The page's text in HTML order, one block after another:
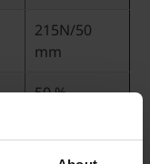
215N/50
mm
50 %